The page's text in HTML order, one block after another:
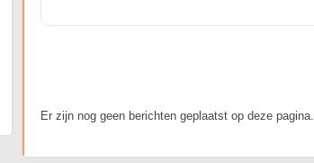
Er zijn nog geen berichten geplaatst op deze pagina.